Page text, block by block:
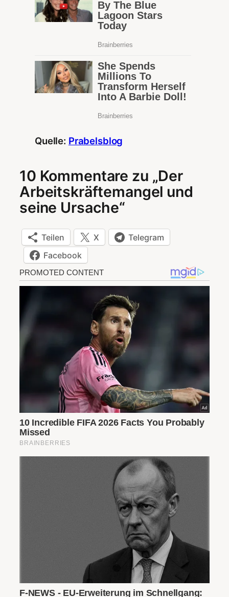
Quelle: Prabelsblog
10 Kommentare zu „Der
Arbeitskräftemangel und
seine Ursache“
Teilen X
Telegram
Facebook